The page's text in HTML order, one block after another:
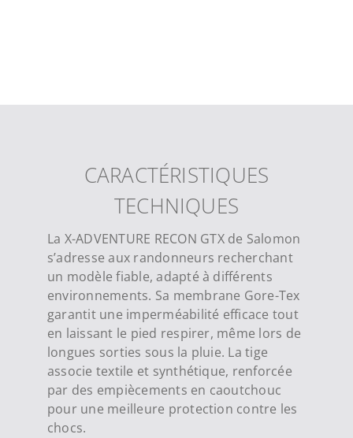
CARACTÉRISTIQUES
TECHNIQUES
La X-ADVENTURE RECON GTX de Salomon
s’adresse aux randonneurs recherchant
un modèle fiable, adapté à différents
environnements. Sa membrane Gore-Tex
garantit une imperméabilité efficace tout
en laissant le pied respirer, même lors de
longues sorties sous la pluie. La tige
associe textile et synthétique, renforcée
par des empiècements en caoutchouc
pour une meilleure protection contre les
chocs.